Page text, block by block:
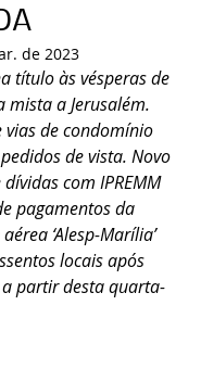
de 2023
título às vésperas de
mista a Jerusalém.
de condomínio
de vista. Novo
com IPREMM
pagamentos da
‘Alesp-Marília’
locais após
partir desta quarta-